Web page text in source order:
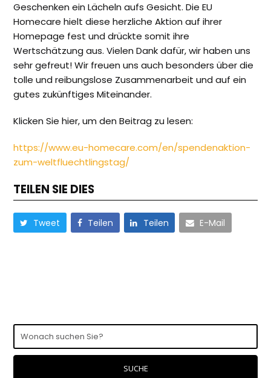
Geschenken ein Lächeln aufs Gesicht. Die EU
Homecare hielt diese herzliche Aktion auf ihrer
Homepage fest und drückte somit ihre
Wertschätzung aus. Vielen Dank dafür, wir haben uns
sehr gefreut! Wir freuen uns auch besonders über die
tolle und reibungslose Zusammenarbeit und auf ein
gutes zukünftiges Miteinander.
Klicken Sie hier, um den Beitrag zu lesen:
https://www.eu-homecare.com/en/spendenaktion-
zum-weltfluechtlingstag/
TEILEN SIE DIES
Tweet Teilen Teilen E-Mail
Wonach
suchen
Sie?
SUCHE